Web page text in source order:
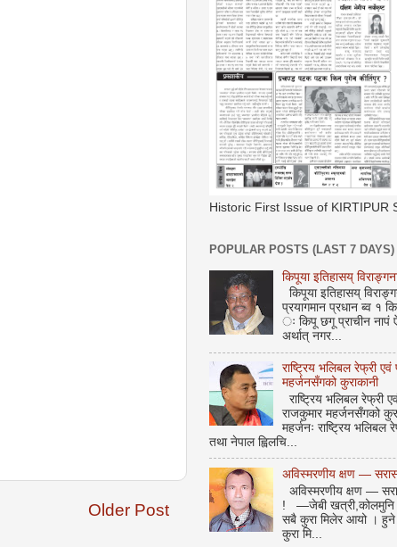
Older Post
Historic First Issue of KIRTIPUR
POPULAR POSTS (LAST 7 DAYS)
किपूया इतिहासय् विराङ्गना
किपूया इतिहासय्
प्रयागमान प्रधान ब्व १
ः किपू छगू प्राचीन नापं
अर्थात् नगर...
राष्ट्रिय भलिबल रेफ्री
महर्जनसँगको कुराकानी
राष्ट्रिय भलिबल रेफ्री
राजकुमार महर्जनसँगको
महर्जनः राष्ट्रिय भलिबल
तथा नेपाल ह्विलचि...
अविस्मरणीय क्षण —
अविस्मरणीय क्षण —
! —जेबी खत्री,कोलमुनि
सबै कुरा मिलेर आयो ।
कुरा मि...